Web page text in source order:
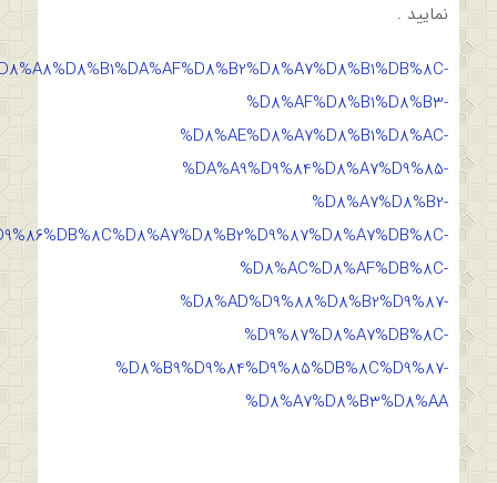
نمایید .
%D8%AF%D8%B1%D8%B3-
%D8%AE%D8%A7%D8%B1%D8%AC-
%DA%A9%D9%84%D8%A7%D9%85-
%D8%A7%D8%B2-
%D8%AC%D8%AF%DB%8C-
%D8%AD%D9%88%D8%B2%D9%87-
%D9%87%D8%A7%DB%8C-
%D8%B9%D9%84%D9%85%DB%8C%D9%87-
%D8%A7%D8%B3%D8%AA